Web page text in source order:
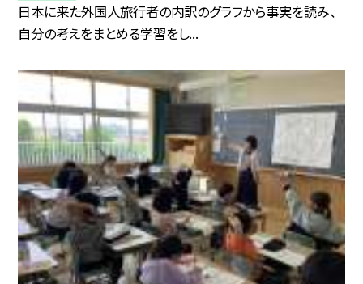
日本に来た外国人旅行者の内訳のグラフから事実を読み、
自分の考えをまとめる学習をし...